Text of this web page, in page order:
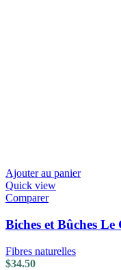
Ajouter au panier
Quick view
Comparer
Biches et Bûches
Fibres naturelles
$34.50